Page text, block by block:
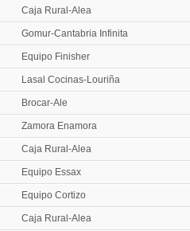
Caja Rural-Alea
Gomur-Cantabria Infinita
Equipo Finisher
Lasal Cocinas-Louriña
Brocar-Ale
Zamora Enamora
Caja Rural-Alea
Equipo Essax
Equipo Cortizo
Caja Rural-Alea